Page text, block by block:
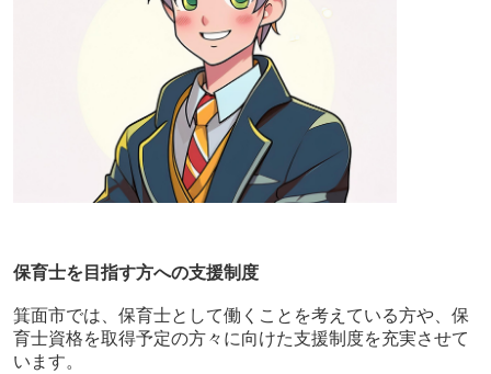
保育士を目指す方への支援制度
箕面市では、保育士として働くことを考えている方や、保
育士資格を取得予定の方々に向けた支援制度を充実させて
います。